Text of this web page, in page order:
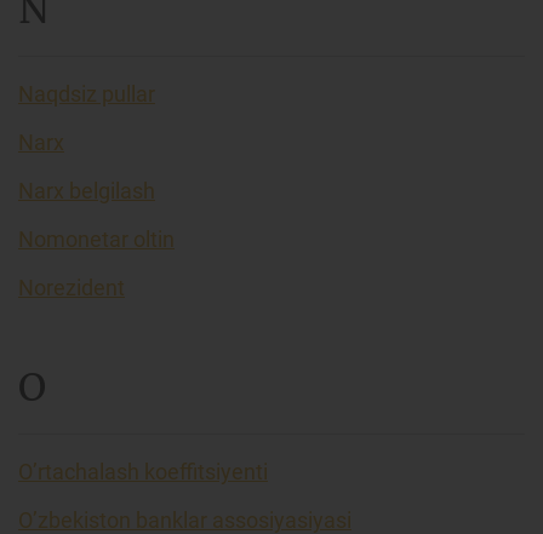
N
Naqdsiz pullar
Narx
Narx belgilash
Nomonetar oltin
Norezident
O
O’rtachalash koeffitsiyenti
O’zbekiston banklar assosiyasiyasi